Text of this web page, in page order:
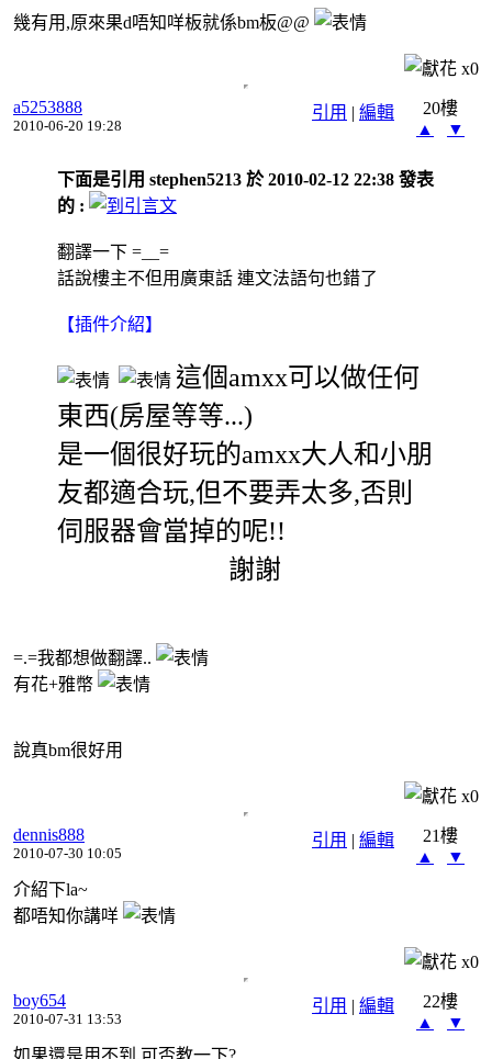
幾有用,原來果d唔知咩板就係bm板@@
x0
引用 | 編輯
a5253888
2010-06-20 19:28
20樓
▲
▼
下面是引用 stephen5213 於 2010-02-12 22:38 發表
的 :
翻譯一下 =__=
話說樓主不但用廣東話 連文法語句也錯了
【插件介紹】
這個amxx可以做任何
東西(房屋等等...)
是一個很好玩的amxx大人和小朋
友都適合玩,但不要弄太多,否則
伺服器會當掉的呢!!
謝謝
=.=我都想做翻譯..
有花+雅幣
說真bm很好用
x0
引用 | 編輯
dennis888
2010-07-30 10:05
21樓
▲
▼
介紹下la~
都唔知你講咩
x0
引用 | 編輯
boy654
2010-07-31 13:53
22樓
▲
▼
如果還是用不到,可否教一下?